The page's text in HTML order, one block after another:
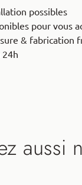
possibles
pour vous
& fabrication
24h
aussi